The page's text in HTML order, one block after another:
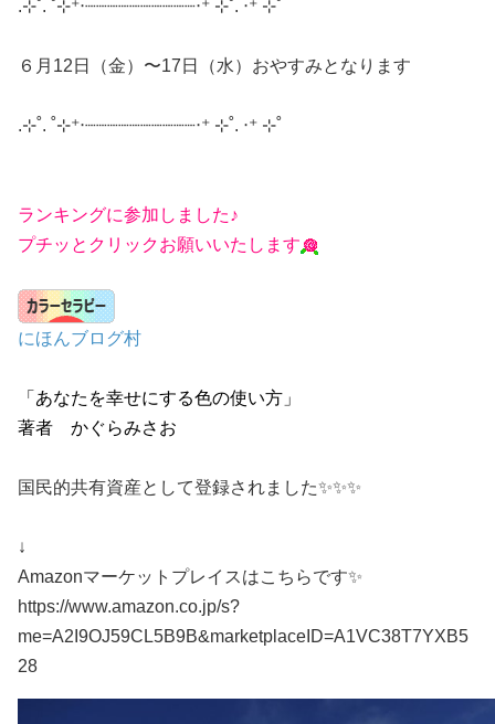
.⊹˚. ˚⊹⁺‧┈┈┈┈┈┈┈┈┈┈‧⁺ ⊹˚. ‧⁺ ⊹˚
６月12日（金）〜17日（水）おやすみとなります
.⊹˚. ˚⊹⁺‧┈┈┈┈┈┈┈┈┈┈‧⁺ ⊹˚. ‧⁺ ⊹˚
ランキングに参加しました♪
プチッとクリックお願いいたします
にほんブログ村
「あなたを幸せにする色の使い方」
著者 かぐらみさお
国民的共有資産として登録されました✨✨✨
↓
Amazonマーケットプレイスはこちらです✨
https://www.amazon.co.jp/s?
me=A2I9OJ59CL5B9B&marketplaceID=A1VC38T7YXB5
28